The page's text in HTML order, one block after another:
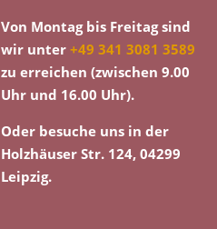
Von Montag bis Freitag sind
wir unter+49 341 3081 3589
zu erreichen (zwischen 9.00
Uhr und 16.00 Uhr).
Oder besuche uns in der
Holzhäuser Str. 124, 04299
Leipzig.